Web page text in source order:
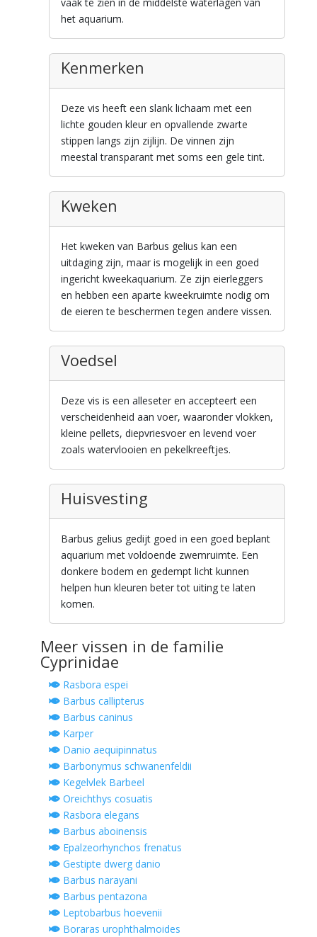
het aquarium.
Kenmerken
Deze vis heeft een slank lichaam met een
lichte gouden kleur en opvallende zwarte
stippen langs zijn zijlijn. De vinnen zijn
meestal transparant met soms een gele tint.
Kweken
Het kweken van Barbus gelius kan een
uitdaging zijn, maar is mogelijk in een goed
ingericht kweekaquarium. Ze zijn eierleggers
en hebben een aparte kweekruimte nodig om
de eieren te beschermen tegen andere vissen.
Voedsel
Deze vis is een alleseter en accepteert een
verscheidenheid aan voer, waaronder vlokken,
kleine pellets, diepvriesvoer en levend voer
zoals watervlooien en pekelkreeftjes.
Huisvesting
Barbus gelius gedijt goed in een goed beplant
aquarium met voldoende zwemruimte. Een
donkere bodem en gedempt licht kunnen
helpen hun kleuren beter tot uiting te laten
komen.
Meer vissen in de familie
Cyprinidae
Rasbora espei
Barbus callipterus
Barbus caninus
Karper
Danio aequipinnatus
Barbonymus schwanenfeldii
Kegelvlek Barbeel
Oreichthys cosuatis
Rasbora elegans
Barbus aboinensis
Epalzeorhynchos frenatus
Gestipte dwerg danio
Barbus narayani
Barbus pentazona
Leptobarbus hoevenii
Boraras urophthalmoides